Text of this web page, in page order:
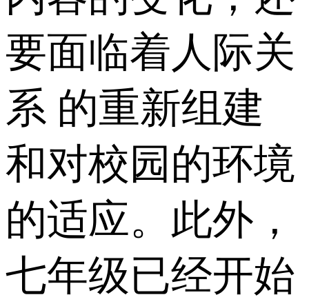
要面临着人际关
系 的重新组建
和对校园的环境
的适应。此外，
七年级已经开始